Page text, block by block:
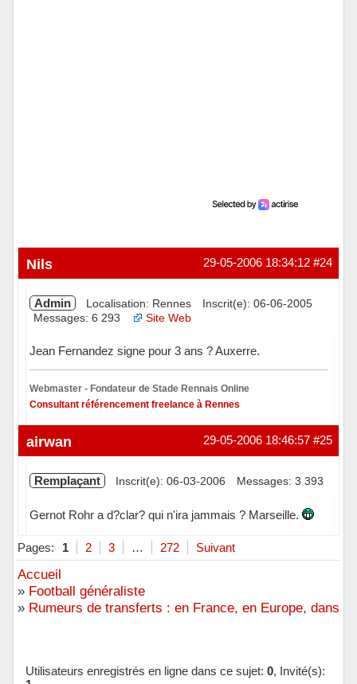
#24
29-05-2006 18:34:12
Nils
Admin Localisation: Rennes
Inscrit(e): 06-06-2005
Messages: 6 293
Site Web
Jean Fernandez signe pour 3 ans ? Auxerre.
Webmaster - Fondateur de Stade Rennais Online
Consultant référencement freelance à Rennes
Hors ligne #25
29-05-2006 18:46:57
airwan
Remplaçant Inscrit(e): 06-03-2006 Messages: 3 393
Gernot Rohr a d?clar? qui n'ira jammais ? Marseille.
Hors ligne
Pages: 1 2 3 … 272 Suivant
Accueil
» Football généraliste
» Rumeurs de transferts : en France, en Europe, dans le
Utilisateurs enregistrés en ligne dans ce sujet: 0, Invité(s):